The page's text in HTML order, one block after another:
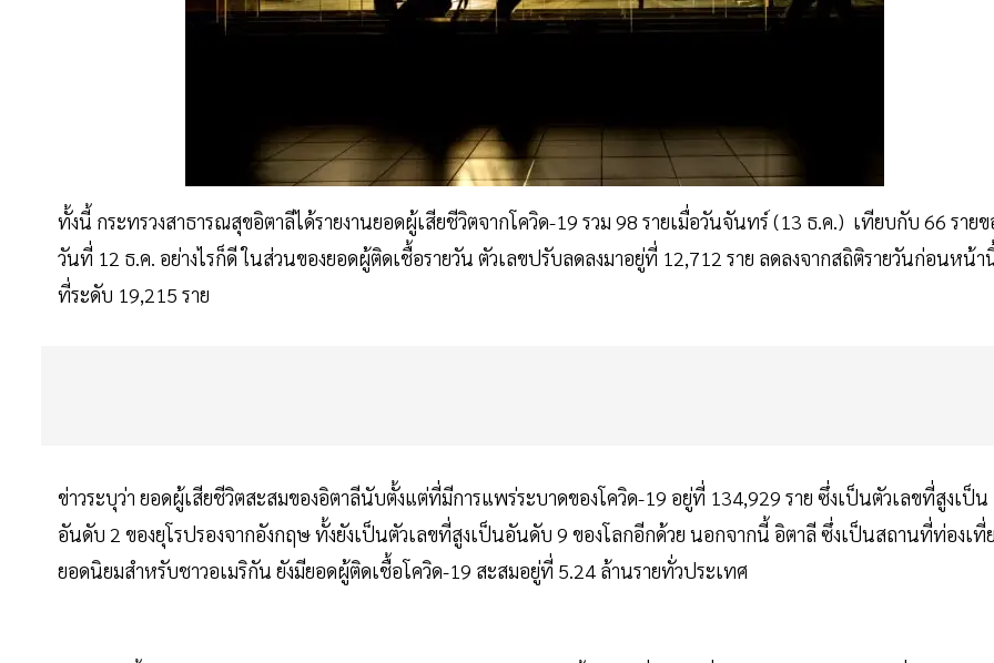
ทั้งนี้ กระทรวงสาธารณสุขอิตาลีได้รายงานยอดผู้เสียชีวิตจากโควิด-19 รวม 98 รายเมื่อวันจันทร์ (13 ธ.ค.) เทียบกับ 66 รายข
วันที่ 12 ธ.ค. อย่างไรก็ดี ในส่วนของยอดผู้ติดเชื้อรายวัน ตัวเลขปรับลดลงมาอยู่ที่ 12,712 ราย ลดลงจากสถิติรายวันก่อนหน้า
ที่ระดับ 19,215 ราย
ข่าวระบุว่า ยอดผู้เสียชีวิตสะสมของอิตาลีนับตั้งแต่ที่มีการแพร่ระบาดของโควิด-19 อยู่ที่ 134,929 ราย ซึ่งเป็นตัวเลขที่สูงเป็น
อันดับ 2 ของยุโรปรองจากอังกฤษ ทั้งยังเป็นตัวเลขที่สูงเป็นอันดับ 9 ของโลกอีกด้วย นอกจากนี้ อิตาลี ซึ่งเป็นสถานที่ท่องเที่
ยอดนิยมสำหรับชาวอเมริกัน ยังมียอดผู้ติดเชื้อโควิด-19 สะสมอยู่ที่ 5.24 ล้านรายทั่วประเทศ